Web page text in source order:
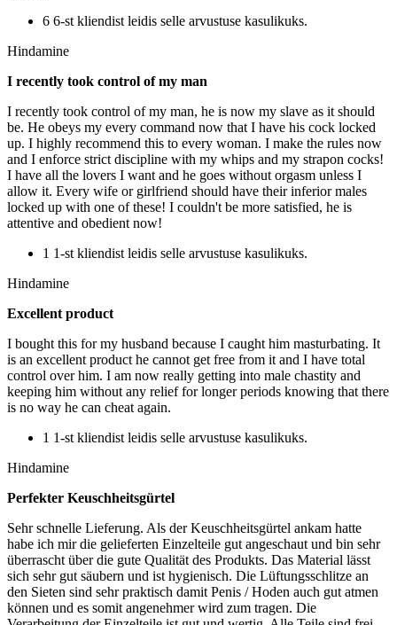
6 6-st kliendist leidis selle arvustuse kasulikuks.
Hindamine
I recently took control of my man
I recently took control of my man, he is now my slave as it should
be. He obeys my every command now that I have his cock locked
up. I highly recommend this to every woman. I make the rules now
and I enforce strict discipline with my whips and my strapon cocks!
I have all the lovers I want and he goes without orgasm unless I
allow it. Every wife or girlfriend should have their inferior males
locked up with one of these! I couldn't be more satisfied, he is
attentive and obedient now!
1 1-st kliendist leidis selle arvustuse kasulikuks.
Hindamine
Excellent product
I bought this for my husband because I caught him masturbating. It
is an excellent product he cannot get free from it and I have total
control over him. I am now really getting into male chastity and
keeping him without any relief for longer periods knowing that there
is no way he can cheat again.
1 1-st kliendist leidis selle arvustuse kasulikuks.
Hindamine
Perfekter Keuschheitsgürtel
Sehr schnelle Lieferung. Als der Keuschheitsgürtel ankam hatte
habe ich mir die gelieferten Einzelteile gut angeschaut und bin sehr
überrascht über die gute Qualität des Produkts. Das Material lässt
sich sehr gut säubern und ist hygienisch. Die Lüftungsschlitze an
den Sieten sind sehr praktisch damit Penis / Hoden auch gut atmen
können und es somit angenehmer wird zum tragen. Die